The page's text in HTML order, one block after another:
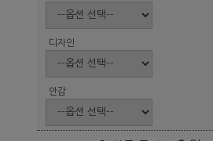
디자인
안감